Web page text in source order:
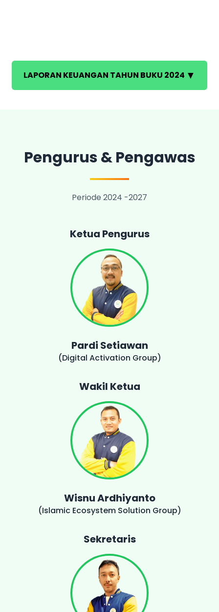
LAPORAN KEUANGAN TAHUN BUKU 2024 ▼
Pengurus & Pengawas
Periode 2024 -2027
Ketua Pengurus
Pardi Setiawan
(Digital Activation Group)
Wakil Ketua
Wisnu Ardhiyanto
(Islamic Ecosystem Solution Group)
Sekretaris